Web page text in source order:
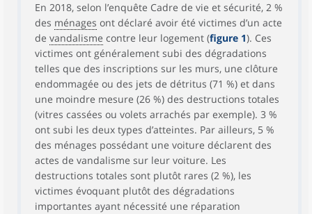
En 2018, selon l’enquête Cadre de vie et sécurité, 2 %
des ménages ont déclaré avoir été victimes d’un acte
de vandalisme contre leur logement (figure 1). Ces
victimes ont généralement subi des dégradations
telles que des inscriptions sur les murs, une clôture
endommagée ou des jets de détritus (71 %) et dans
une moindre mesure (26 %) des destructions totales
(vitres cassées ou volets arrachés par exemple). 3 %
ont subi les deux types d’atteintes. Par ailleurs, 5 %
des ménages possédant une voiture déclarent des
actes de vandalisme sur leur voiture. Les
destructions totales sont plutôt rares (2 %), les
victimes évoquant plutôt des dégradations
importantes ayant nécessité une réparation